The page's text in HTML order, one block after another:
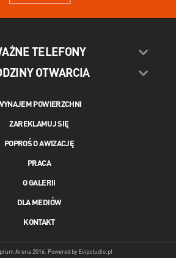
TELEFONY
OTWARCIA
POWIERZCHNI
ZAREKLAMUJ SIĘ
POPROŚ O AWIZACJĘ
PRACA
O GALERII
DLA MEDIÓW
KONTAKT
Arena 2016. Powered by Evipstudio.pl